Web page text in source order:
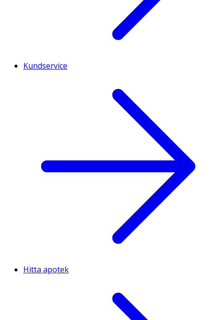
Kundservice
Hitta apotek